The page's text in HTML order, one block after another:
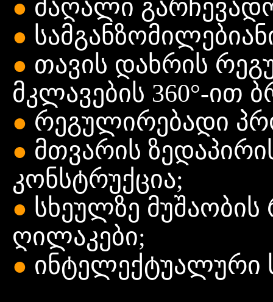
● მაღალი
●
● თავის დახრის
მკლავების 360°-ით
● რეგულირებადი
● მთვარის
კონსტრუქცია;
● სხეულზე
ღილაკები;
● ინტელექტუალური